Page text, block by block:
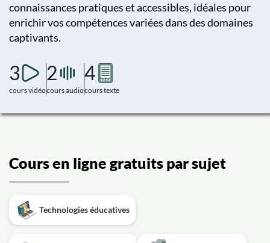
connaissances pratiques et accessibles, idéales pour
enrichir vos compétences variées dans des domaines
captivants.
3
cours vidéo
2
cours audio
4
cours texte
Cours en ligne gratuits par sujet
Technologies éducatives